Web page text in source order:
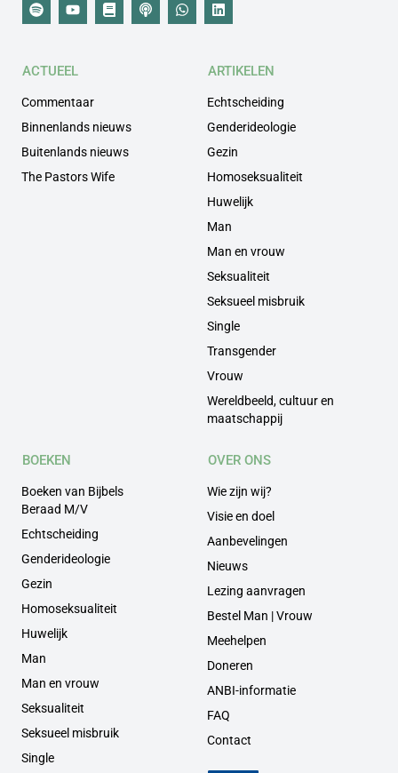
ACTUEEL
Commentaar
Binnenlands nieuws
Buitenlands nieuws
The Pastors Wife
ARTIKELEN
Echtscheiding
Genderideologie
Gezin
Homoseksualiteit
Huwelijk
Man
Man en vrouw
Seksualiteit
Seksueel misbruik
Single
Transgender
Vrouw
Wereldbeeld, cultuur en
maatschappij
BOEKEN
Boeken van Bijbels
Beraad M/V
Echtscheiding
Genderideologie
Gezin
Homoseksualiteit
Huwelijk
Man
Man en vrouw
Seksualiteit
Seksueel misbruik
Single
OVER ONS
Wie zijn wij?
Visie en doel
Aanbevelingen
Nieuws
Lezing aanvragen
Bestel Man | Vrouw
Meehelpen
Doneren
ANBI-informatie
FAQ
Contact